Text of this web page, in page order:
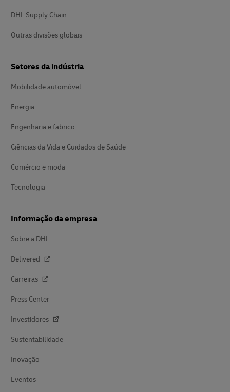
DHL Supply Chain
Outras divisões globais
Setores da indústria
Mobilidade automóvel
Energia
Engenharia e fabrico
Ciências da Vida e Cuidados de Saúde
Comércio e moda
Tecnologia
Informação da empresa
Sobre a DHL
Delivered
Carreiras
Press Center
Investidores
Sustentabilidade
Inovação
Eventos